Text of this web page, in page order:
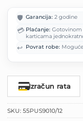
🛡️ Garancija: 2 godine
💳 Plaćanje: Gotovinom
karticama
↩️ Povrat robe:
Izračun rata
SKU: 55PUS9010/12